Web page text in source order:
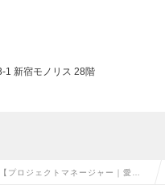
新宿モノリス 28階
【プロジェクトマネージャー｜愛